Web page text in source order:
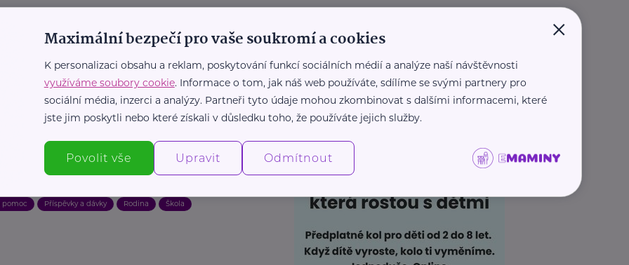
z rodin v tíživé situaci kraj zajistí
obědy zdarma
pomoc Příspěvky a dávky Rodina Škola
×
Maximální bezpečí pro vaše soukromí a cookies
K personalizaci obsahu a reklam, poskytování funkcí sociálních médií a analýze naší návštěvnosti
využíváme soubory cookie. Informace o tom, jak náš web používáte, sdílíme se svými partnery pro
sociální média, inzerci a analýzy. Partneři tyto údaje mohou zkombinovat s dalšími informacemi, které
jste jim poskytli nebo které získali v důsledku toho, že používáte jejich služby.
Povolit vše Upravit Odmítnout